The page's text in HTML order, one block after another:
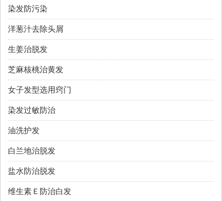
染发防污染
洋葱汁去除头屑
生姜治脱发
芝麻核桃治黄发
女子发型选用窍门
染发过敏防治
油洗护发
白兰地治脱发
盐水防治脱发
维生素Ｅ防治白发